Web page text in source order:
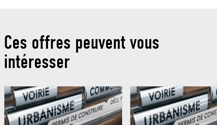
Ces offres peuvent vous
intéresser